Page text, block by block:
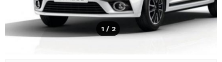
1 / 2